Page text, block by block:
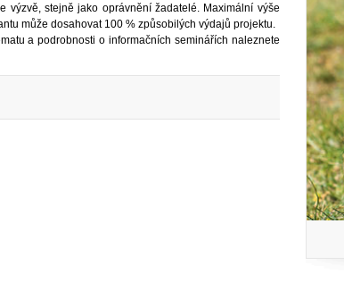
výzvě, stejně jako oprávnění žadatelé. Maximální výše
může dosahovat 100 % způsobilých výdajů projektu.
a podrobnosti o informačních seminářích naleznete